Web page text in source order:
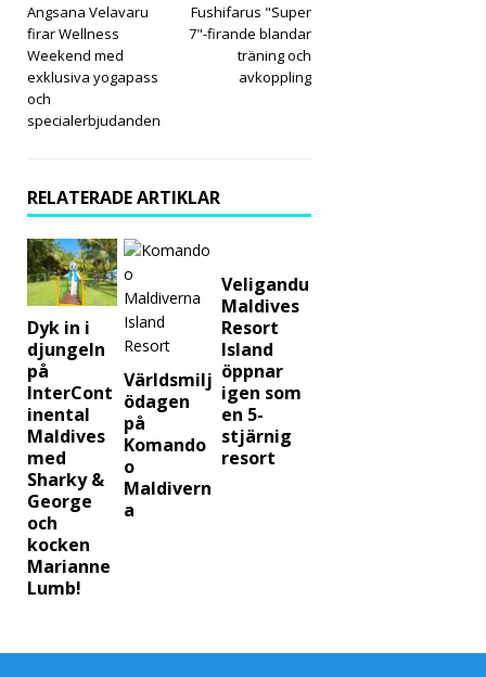
[13
nove
]
mån
adsly
cka
på
Nova
Mald
tt
Angsana Velavaru
firar Wellness
Weekend med
exklusiva yogapass
och
specialerbjudanden
Fushifarus "Super
7"-firande blandar
träning och
avkoppling
RELATERADE ARTIKLAR
Dyk in i
djungeln
på
InterCont
inental
Maldives
med
Sharky &
George
och
kocken
Marianne
Lumb!
Världsmilj
ödagen
på
Komando
o
Maldivern
a
Veligandu
Maldives
Resort
Island
öppnar
igen som
en 5-
stjärnig
resort